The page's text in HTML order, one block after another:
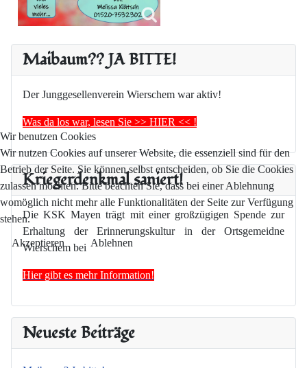
Maibaum?? JA BITTE!
Der Junggesellenverein Wierschem war aktiv!
Was da los war, lesen Sie >> HIER << !
Kriegerdenkmal saniert!
Die KSK Mayen trägt mit einer großzügigen Spende zur
Erhaltung der Erinnerungskultur in der Ortsgemeidne
Wierschem bei
Hier gibt es mehr Information!
Neueste Beiträge
Wir benutzen Cookies
Wir nutzen Cookies auf unserer Website, die essenziell sind für den
Betrieb der Seite. Sie können selbst entscheiden, ob Sie die Cookies
zulassen möchten. Bitte beachten Sie, dass bei einer Ablehnung
womöglich nicht mehr alle Funktionalitäten der Seite zur Verfügung
stehen.
Akzeptieren Ablehnen